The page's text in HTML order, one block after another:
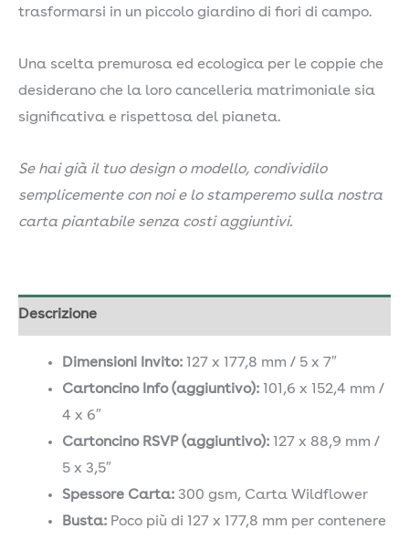
trasformarsi in un piccolo giardino di fiori di campo.
Una scelta premurosa ed ecologica per le coppie che
desiderano che la loro cancelleria matrimoniale sia
significativa e rispettosa del pianeta.
Se hai già il tuo design o modello, condividilo
semplicemente con noi e lo stamperemo sulla nostra
carta piantabile senza costi aggiuntivi.
Descrizione
Dimensioni Invito: 127 x 177,8 mm / 5 x 7″
Cartoncino Info (aggiuntivo): 101,6 x 152,4 mm /
4 x 6″
Cartoncino RSVP (aggiuntivo): 127 x 88,9 mm /
5 x 3,5″
Spessore Carta: 300 gsm, Carta Wildflower
Busta: Poco più di 127 x 177,8 mm per contenere